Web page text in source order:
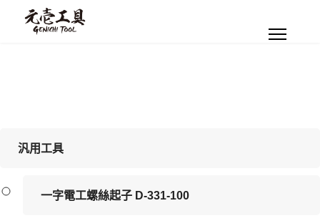
汎用工具
一字電工螺絲起子 D-331-100